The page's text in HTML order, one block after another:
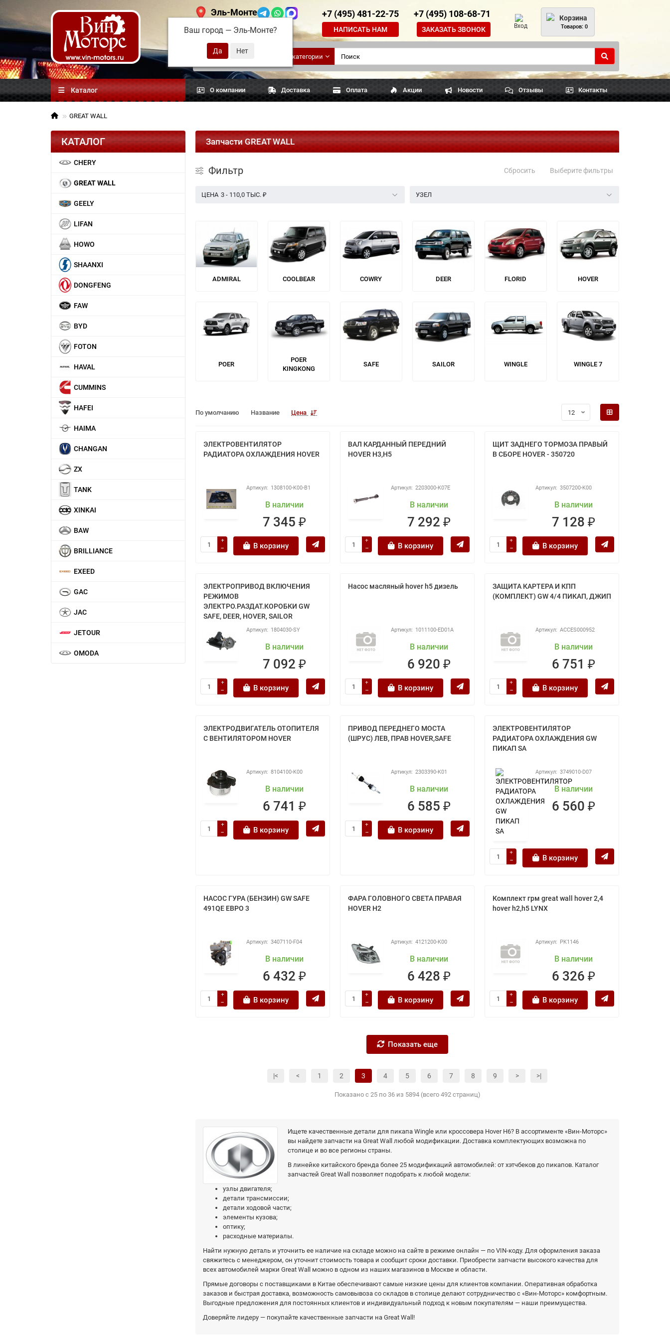
Эль-Монте
Ваш город — Эль-Монте?
+7 (495) 481-22-75
НАПИСАТЬ НАМ
+7 (495) 108-68-71
ЗАКАЗАТЬ ЗВОНОК Вход
Корзина
Товаров: 0
Китайские
автозапчасти
Все категории
Каталог О компании Доставка Оплата Акции Новости Отзывы Контакты
GREAT WALL
КАТАЛОГ
CHERY
GREAT WALL
GEELY
LIFAN
HOWO
SHAANXI
DONGFENG
FAW
BYD
FOTON
HAVAL
CUMMINS
HAFEI
HAIMA
CHANGAN
ZX
TANK
XINKAI
BAW
BRILLIANCE
EXEED
GAC
JAC
JETOUR
OMODA
Запчасти GREAT WALL
Фильтр Сбросить Выберите фильтры
3 - 110,0 ТЫС. ₽
ЦЕНА УЗЕЛ
ADMIRAL COOLBEAR COWRY DEER FLORID HOVER
POER
POER
KINGKONG
SAFE SAILOR WINGLE WINGLE 7
По умолчанию Название Цена
ЭЛЕКТРОВЕНТИЛЯТОР
РАДИАТОРА ОХЛАЖДЕНИЯ HOVER
1308100-K00-B1
В наличии
7 345 ₽
В корзину
ВАЛ КАРДАННЫЙ ПЕРЕДНИЙ
HOVER H3,H5
2203000-K07E
В наличии
7 292 ₽
В корзину
ЩИТ ЗАДНЕГО ТОРМОЗА ПРАВЫЙ
В СБОРЕ HOVER - 350720
3507200-K00
В наличии
7 128 ₽
В корзину
ЭЛЕКТРОПРИВОД ВКЛЮЧЕНИЯ
РЕЖИМОВ
ЭЛЕКТРО.РАЗДАТ.КОРОБКИ GW
SAFE, DEER, HOVER, SAILOR
1804030-SY
В наличии
7 092 ₽
В корзину
Насос масляный hover h5 дизель
1011100-ED01A
В наличии
6 920 ₽
В корзину
ЗАЩИТА КАРТЕРА И КПП
(КОМПЛЕКТ) GW 4/4 ПИКАП, ДЖИП
ACCES000952
В наличии
6 751 ₽
В корзину
ЭЛЕКТРОДВИГАТЕЛЬ ОТОПИТЕЛЯ
С ВЕНТИЛЯТОРОМ HOVER
8104100-K00
В наличии
6 741 ₽
В корзину
ПРИВОД ПЕРЕДНЕГО МОСТА
(ШРУС) ЛЕВ, ПРАВ HOVER,SAFE
2303390-K01
В наличии
6 585 ₽
В корзину
ЭЛЕКТРОВЕНТИЛЯТОР
РАДИАТОРА ОХЛАЖДЕНИЯ GW
ПИКАП SA
3749010-D07
В наличии
6 560 ₽
В корзину
НАСОС ГУРА (БЕНЗИН) GW SAFE
491QE ЕВРО 3
3407110-F04
В наличии
6 432 ₽
В корзину
ФАРА ГОЛОВНОГО СВЕТА ПРАВАЯ
HOVER H2
4121200-K00
В наличии
6 428 ₽
В корзину
Комплект грм great wall hover 2,4
hover h2,h5 LYNX
PK1146
В наличии
6 326 ₽
В корзину
Показать еще
|< < 1 2 3 4 5 6 7 8 9 > >|
Показано с 25 по 36 из 5894 (всего 492 страниц)
Ищете качественные детали для пикапа Wingle или кроссовера Hover H6? В ассортименте «Вин-Моторс»
вы найдете запчасти на Great Wall любой модификации. Доставка комплектующих возможна по
столице и во все регионы страны.
В линейке китайского бренда более 25 модификаций автомобилей: от хэтчбеков до пикапов. Каталог
запчастей Great Wall позволяет подобрать к любой модели:
узлы двигателя;
детали трансмиссии;
детали ходовой части;
элементы кузова;
оптику;
расходные материалы.
Найти нужную деталь и уточнить ее наличие на складе можно на сайте в режиме онлайн — по VIN-коду. Для оформления заказа
свяжитесь с менеджером, он уточнит стоимость товара и сообщит сроки доставки. Приобрести запчасти высокого качества для
всех автомобилей марки Great Wall можно в одном из наших магазинов в Москве и области.
Прямые договоры с поставщиками в Китае обеспечивают самые низкие цены для клиентов компании. Оперативная обработка
заказов и быстрая доставка, возможность самовывоза со складов в столице делают сотрудничество с «Вин-Моторс» комфортным.
Выгодные предложения для постоянных клиентов и индивидуальный подход к новым покупателям — наши преимущества.
Доверяйте лидеру — покупайте качественные запчасти на Great Wall!